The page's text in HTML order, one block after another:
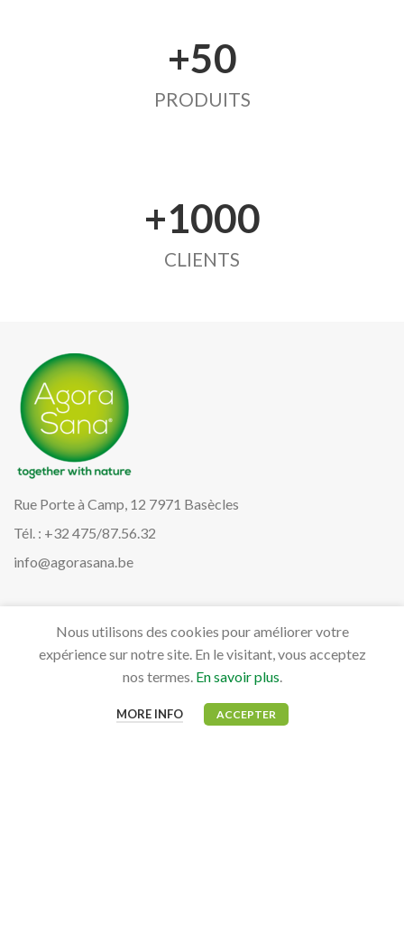
+50
PRODUITS
+1000
CLIENTS
Rue Porte à Camp, 12 7971 Basècles
Tél. : +32 475/87.56.32
info@agorasana.be
PRODUITS
Aviaires
Nous utilisons des cookies pour améliorer votre
expérience sur notre site. En le visitant, vous acceptez
nos termes. En savoir plus.
MORE INFO ACCEPTER